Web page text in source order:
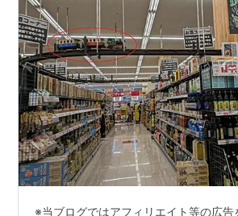
※当ブログではアフィリエイト等の広告